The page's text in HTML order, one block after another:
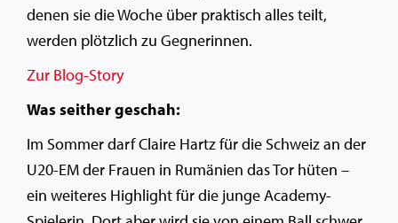
denen sie die Woche über praktisch alles teilt,
werden plötzlich zu Gegnerinnen.
Zur Blog-Story
Was seither geschah:
Im Sommer darf Claire Hartz für die Schweiz an der
U20-EM der Frauen in Rumänien das Tor hüten –
ein weiteres Highlight für die junge Academy-